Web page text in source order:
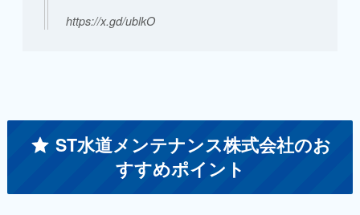
https://x.gd/ublkO
ST水道メンテナンス株式会社のお
すすめポイント